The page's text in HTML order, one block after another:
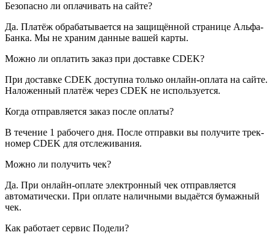
Безопасно ли оплачивать на сайте?
Да. Платёж обрабатывается на защищённой странице Альфа-
Банка. Мы не храним данные вашей карты.
Можно ли оплатить заказ при доставке CDEK?
При доставке CDEK доступна только онлайн-оплата на сайте.
Наложенный платёж через CDEK не используется.
Когда отправляется заказ после оплаты?
В течение 1 рабочего дня. После отправки вы получите трек-
номер CDEK для отслеживания.
Можно ли получить чек?
Да. При онлайн-оплате электронный чек отправляется
автоматически. При оплате наличными выдаётся бумажный
чек.
Как работает сервис Подели?